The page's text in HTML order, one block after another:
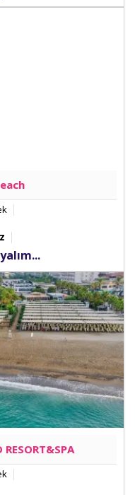
RESORT&SPA